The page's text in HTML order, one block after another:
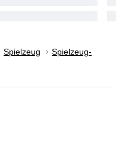
Spielzeug
Spielzeug-